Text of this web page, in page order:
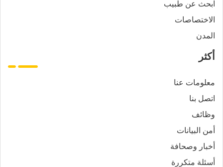
ابحث عن طبيب
الاختصاصات
المدن
أكثر
معلومات عنا
اتصل بنا
وظائف
أمن البيانات
أخبار وصحافة
أسئلة متكررة